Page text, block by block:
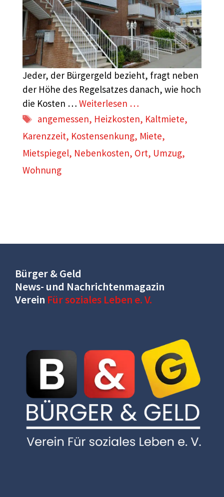
Jeder, der Bürgergeld bezieht, fragt neben
der Höhe des Regelsatzes danach, wie hoch
die Kosten … Weiterlesen …
Schlagwörter
angemessen, Heizkosten, Kaltmiete,
Karenzzeit, Kostensenkung, Miete,
Mietspiegel, Nebenkosten, Ort, Umzug,
Wohnung
Bürger & Geld
News- und Nachrichtenmagazin
Verein Für soziales Leben e. V.